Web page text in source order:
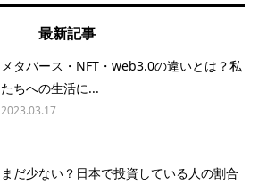
最新記事
メタバース・NFT・web3.0の違いとは？私
たちへの生活に...
2023.03.17
まだ少ない？日本で投資している人の割合